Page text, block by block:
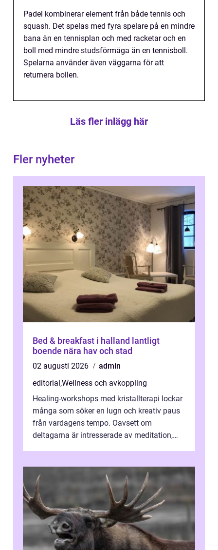
Padel kombinerar element från både tennis och
squash. Det spelas med fyra spelare på en mindre
bana än en tennisplan och med racketar och en
boll med mindre studsförmåga än en tennisboll.
Spelarna använder även väggarna för att
returnera bollen.
Läs fler inlägg här
Fler nyheter
Bed & breakfast i halland lantligt
boende nära hav och stad
02 augusti 2026
admin
editorial,Wellness och avkoppling
Healing-workshops med kristallterapi lockar
många som söker en lugn och kreativ paus
från vardagens tempo. Oavsett om
deltagarna är intresserade av meditation,